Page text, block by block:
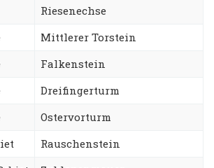
Riesenechse
Mittlerer Torstein
Falkenstein
Dreifingerturm
Ostervorturm
Rauschenstein